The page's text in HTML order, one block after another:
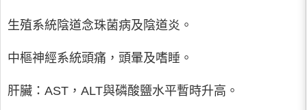
生殖系統陰道念珠菌病及陰道炎。
中樞神經系統頭痛，頭暈及嗜睡。
肝臟：AST，ALT與磷酸鹽水平暫時升高。